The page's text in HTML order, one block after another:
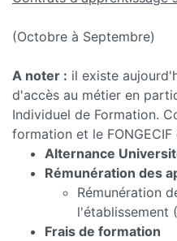
(Octobre à Septembre)
A noter : il existe
d'accès au métier en
Individuel de Formation.
formation et le
Alternance
Rémunération des
Rémunération
l'établissement
Frais de formation